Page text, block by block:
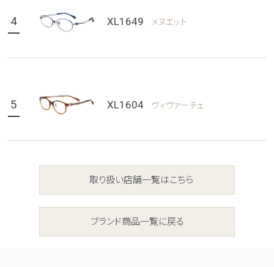
4 XL1649 メヌエット
5 XL1604 ヴィヴァーチェ
取り扱い店舗一覧はこちら
ブランド商品一覧に戻る